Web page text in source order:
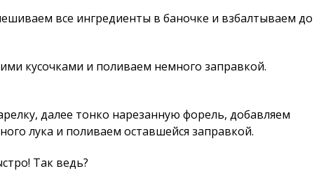
все ингредиенты в баночке и взбалтываем до
кусочками и поливаем немного заправкой.
далее тонко нарезанную форель, добавляем
лука и поливаем оставшейся заправкой.
Так ведь?